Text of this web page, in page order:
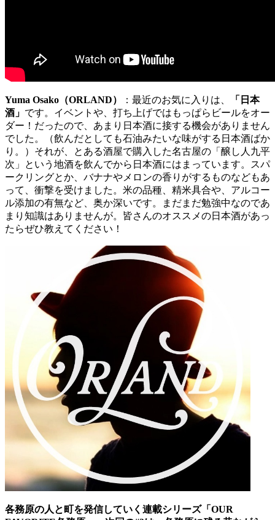
Yuma Osako（ORLAND） ：最近のお気に入りは、
「日本
酒」 です。イベントや、打ち上げではもっぱらビールをオー
ダー！だったので、あまり日本酒に接する機会がありません
でした。（飲んだとしても石油みたいな味がする日本酒ばか
り。）それが、とある酒屋で購入した名古屋の「醸し人九平
次」という地酒を飲んでから日本酒にはまっています。スパ
ークリングとか、バナナやメロンの香りがするものなどもあ
って、衝撃を受けました。米の品種、精米具合や、アルコー
ル添加の有無など、奥か深いです。まだまだ勉強中なのであ
まり知識はありませんが。皆さんのオススメの日本酒があっ
たらぜひ教えてください！
各務原の人と町を発信していく連載シリーズ「OUR